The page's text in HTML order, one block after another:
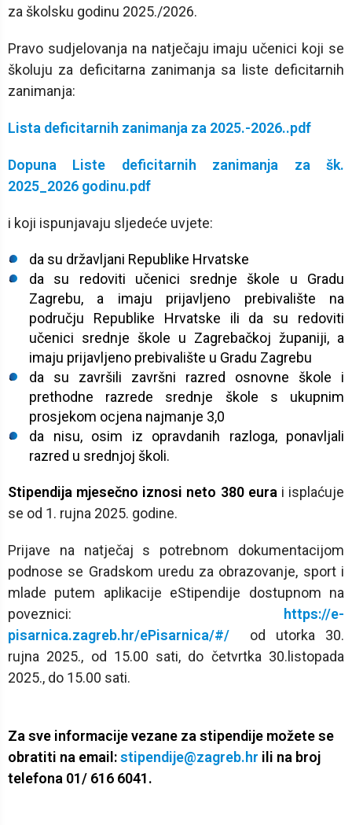
za školsku godinu 2025./2026.
Pravo sudjelovanja na natječaju imaju učenici koji se
školuju za deficitarna zanimanja sa liste deficitarnih
zanimanja:
Lista deficitarnih zanimanja za 2025.-2026..pdf
Dopuna Liste deficitarnih zanimanja za šk.
2025_2026 godinu.pdf
i koji ispunjavaju sljedeće uvjete:
da su državljani Republike Hrvatske
da su redoviti učenici srednje škole u Gradu
Zagrebu, a imaju prijavljeno prebivalište na
području Republike Hrvatske ili da su redoviti
učenici srednje škole u Zagrebačkoj županiji, a
imaju prijavljeno prebivalište u Gradu Zagrebu
da su završili završni razred osnovne škole i
prethodne razrede srednje škole s ukupnim
prosjekom ocjena najmanje 3,0
da nisu, osim iz opravdanih razloga, ponavljali
razred u srednjoj školi.
Stipendija mjesečno iznosi neto 380 eurai isplaćuje
se od 1. rujna 2025. godine.
Prijave na natječaj s potrebnom dokumentacijom
podnose se Gradskom uredu za obrazovanje, sport i
mlade putem aplikacije eStipendije dostupnom na
poveznici:
https://e-
pisarnica.zagreb.hr/ePisarnica/#/ od utorka 30.
rujna 2025., od 15.00 sati, do četvrtka 30.listopada
2025., do 15.00 sati.
Za sve informacije vezane za stipendije možete se
obratiti na email:stipendije@zagreb.hr ili na broj
telefona 01/ 616 6041.